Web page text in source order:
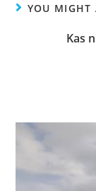
YOU MIGHT
Kas